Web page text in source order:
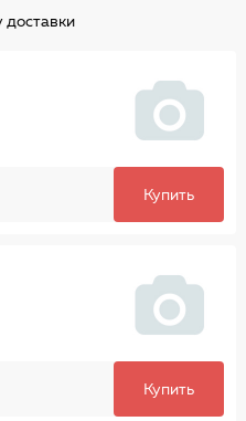
доставки
Купить
Купить